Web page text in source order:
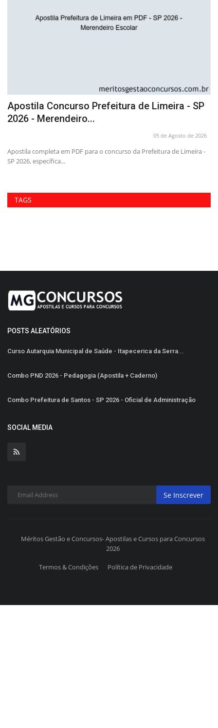
Apostila Concurso Prefeitura de Limeira - SP
2026 - Merendeiro...
05 de Agosto de 2026
Apostila completa em PDF para o concurso da Prefeitura de Limeira -
SP 2026, específica...
TAGS
POSTS ALEATÓRIOS
Curso Autarquia Municipal de Saúde - Itapecerica da Serra...
Combo PND 2026 - Pedagogia (Apostila + Caderno)
Combo Prefeitura de Santos - SP 2026 - Oficial de Administração
SOCIAL MEDIA
Se Inscrever
Méritos Gestão e Concursos- Apostilas e Cursos para Concursos
2026
Termos & Condições Política de Privacidade